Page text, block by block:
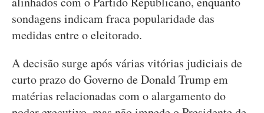
sondagens indicam fraca popularidade das
medidas entre o eleitorado.
A decisão surge após várias vitórias judiciais de
curto prazo do Governo de Donald Trump em
matérias relacionadas com o alargamento do